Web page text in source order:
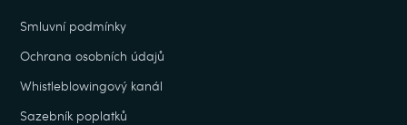
Smluvní podmínky
Ochrana osobních údajů
Whistleblowingový kanál
Sazebník poplatků